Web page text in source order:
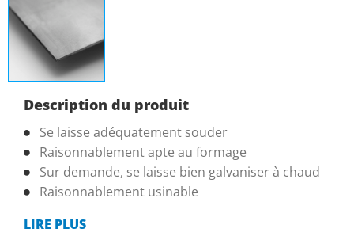
Description du produit
Se laisse adéquatement souder
Raisonnablement apte au formage
Sur demande, se laisse bien galvaniser à chaud
Raisonnablement usinable
LIRE PLUS